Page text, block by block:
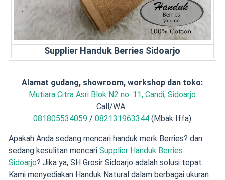
Supplier Handuk Berries Sidoarjo
Alamat gudang, showroom, workshop dan toko:
Mutiara Citra Asri Blok N2 no. 11, Candi, Sidoarjo
Call/WA :
081805534059 /082131963344 (Mbak Iffa)
Apakah Anda sedang mencari handuk merk Berries? dan
sedang kesulitan mencari Supplier Handuk Berries
Sidoarjo? Jika ya, SH Grosir Sidoarjo adalah solusi tepat.
Kami menyediakan Handuk Natural dalam berbagai ukuran